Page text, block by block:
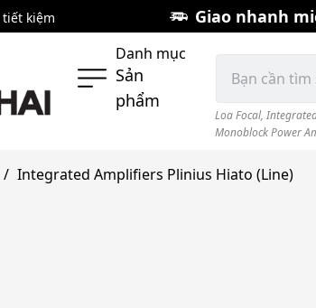
tiết kiệm Giao nhanh
Danh mục
Sản
phẩm
kiếm:
Loa Focal,
Monoblock Power
/ Integrated Amplifiers Plinius Hiato (Line)